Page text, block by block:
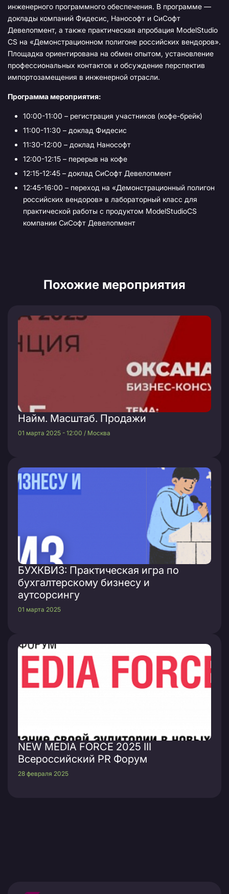
инженерного программного обеспечения. В программе —
доклады компаний Фидесис, Нанософт и СиСофт
Девелопмент, а также практическая апробация ModelStudio
CS на «Демонстрационном полигоне российских вендоров».
Площадка ориентирована на обмен опытом, установление
профессиональных контактов и обсуждение перспектив
импортозамещения в инженерной отрасли.
Программа мероприятия:
10:00-11:00 – регистрация участников (кофе-брейк)
11:00-11:30 – доклад Фидесис
11:30-12:00 – доклад Нанософт
12:00-12:15 – перерыв на кофе
12:15-12:45 – доклад СиСофт Девелопмент
12:45-16:00 – переход на «Демонстрационный полигон
российских вендоров» в лабораторный класс для
практической работы с продуктом ModelStudioCS
компании СиСофт Девелопмент
Похожие мероприятия
Найм. Масштаб. Продажи
01 марта 2025 - 12:00 / Москва
БУХКВИЗ: Практическая игра по
бухгалтерскому бизнесу и
аутсорсингу
01 марта 2025
NEW MEDIA FORCE 2025 III
Всероссийский PR Форум
28 февраля 2025